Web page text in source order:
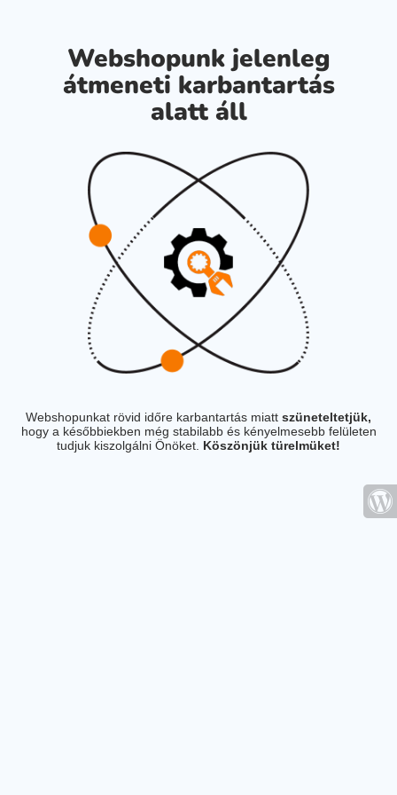
Webshopunk jelenleg
átmeneti karbantartás
alatt áll
Webshopunkat rövid időre karbantartás miatt szüneteltetjük,
hogy a későbbiekben még stabilabb és kényelmesebb felületen
tudjuk kiszolgálni Önöket. Köszönjük türelmüket!